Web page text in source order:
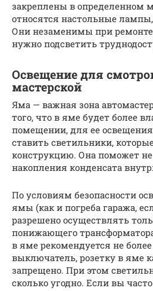
закреплены в определенном
относятся настольные
Они незаменимы при ремонте
нужно подсветить
Освещение для
мастерской
Яма — важная зона
того, что в яме будет более
помещении, для ее
ставить светильники,
конструкцию. Она поможет
накопления конденсата
По условиям безопасности
ямы (как и погреба гаража,
разрешено осуществлять
понижающего
в яме рекомендуется не
выключатель, розетку в яме
запрещено. При этом
сколько угодно. Если вы